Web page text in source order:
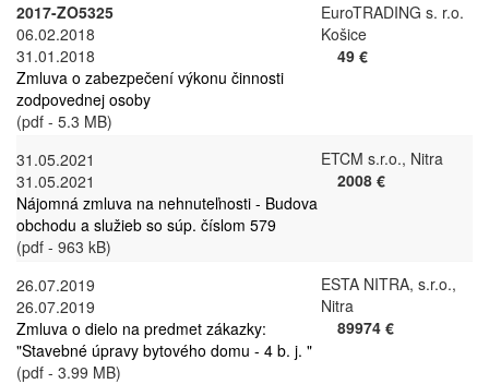
2017-ZO5325
06.02.2018
31.01.2018
Zmluva o zabezpečení výkonu činnosti
zodpovednej osoby
(pdf - 5.3 MB)
EuroTRADING s. r.o.
Košice
49 €
31.05.2021
31.05.2021
Nájomná zmluva na nehnuteľnosti - Budova
obchodu a služieb so súp. číslom 579
(pdf - 963 kB)
ETCM s.r.o., Nitra
2008 €
26.07.2019
26.07.2019
Zmluva o dielo na predmet zákazky:
"Stavebné úpravy bytového domu - 4 b. j. "
(pdf - 3.99 MB)
ESTA NITRA, s.r.o.,
Nitra
89974 €